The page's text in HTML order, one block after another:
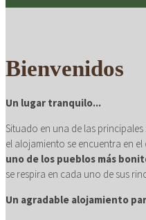
con
Bienvenidos
Un lugar tranquilo...
Situado en una de las
el alojamiento se encuentra en
uno de los pueblos más
se respira en cada uno de sus
Un agradable alojamiento